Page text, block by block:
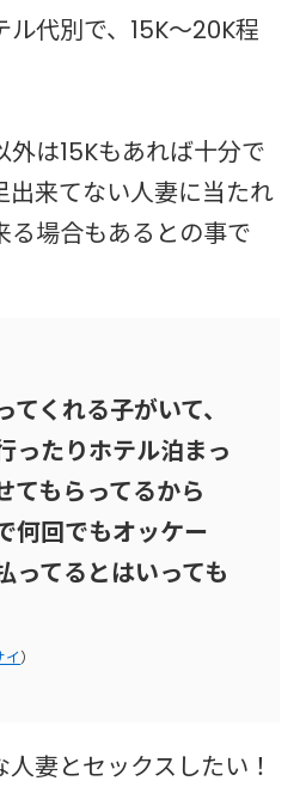
代別で、15K～20K程
は15Kもあれば十分で
出来てない人妻に当たれ
る場合もあるとの事で
くれる子がいて、
ったりホテル泊まっ
てもらってるから
回でもオッケー
てるとはいっても
イ）
妻とセックスしたい！